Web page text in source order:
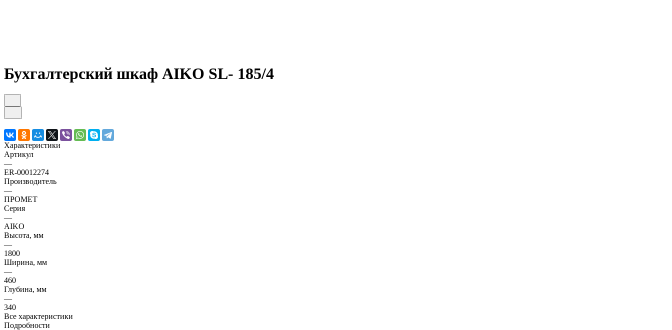
Бухгалтерский шкаф AIKO SL- 185/4
Характеристики
Артикул
—
ER-00012274
Производитель
—
ПРОМЕТ
Серия
—
AIKO
Высота, мм
—
1800
Ширина, мм
—
460
Глубина, мм
—
340
Все характеристики
Подробности